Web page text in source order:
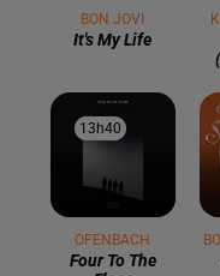
BON JOVI
It's My Life
13h40
13h40
OFENBACH
Four To The